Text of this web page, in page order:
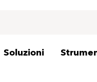
Soluzioni